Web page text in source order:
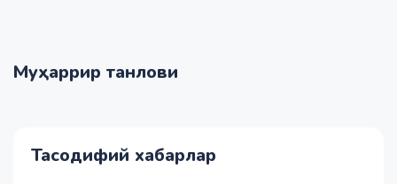
Муҳаррир танлови
Тасодифий хабарлар